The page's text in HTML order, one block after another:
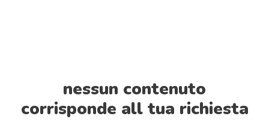
nessun contenuto
corrisponde all tua richiesta